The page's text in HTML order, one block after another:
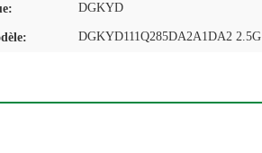
DGKYD
DGKYD111Q285DA2A1DA2 2.5G